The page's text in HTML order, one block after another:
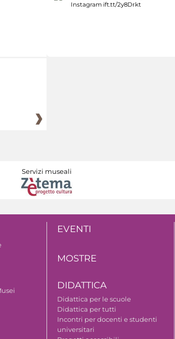
Servizi museali
EVENTI
MOSTRE
DIDATTICA
Didattica per le scuole
Didattica per tutti
Incontri per docenti e studenti
universitari